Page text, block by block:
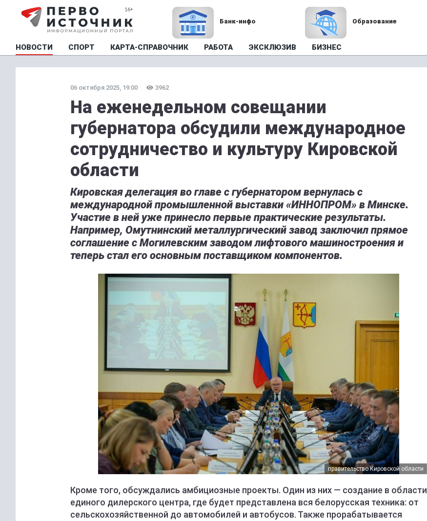
Банк-инфо Образование
НОВОСТИ СПОРТ КАРТА-СПРАВОЧНИК РАБОТА ЭКСКЛЮЗИВ БИЗНЕС
06 октября 2025, 19:00 3962
На еженедельном совещании
губернатора обсудили международное
сотрудничество и культуру Кировской
области
Кировская делегация во главе с губернатором вернулась с
международной промышленной выставки «ИННОПРОМ» в Минске.
Участие в ней уже принесло первые практические результаты.
Например, Омутнинский металлургический завод заключил прямое
соглашение с Могилевским заводом лифтового машиностроения и
теперь стал его основным поставщиком компонентов.
правительство Кировской области
Кроме того, обсуждались амбициозные проекты. Один из них — создание в области
единого дилерского центра, где будет представлена вся белорусская техника: от
сельскохозяйственной до автомобилей и автобусов. Также прорабатывается